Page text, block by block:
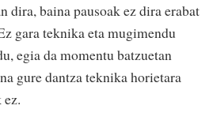
dira, baina pausoak ez dira erabat
gara teknika eta mugimendu
egia da momentu batzuetan
gure dantza teknika horietara